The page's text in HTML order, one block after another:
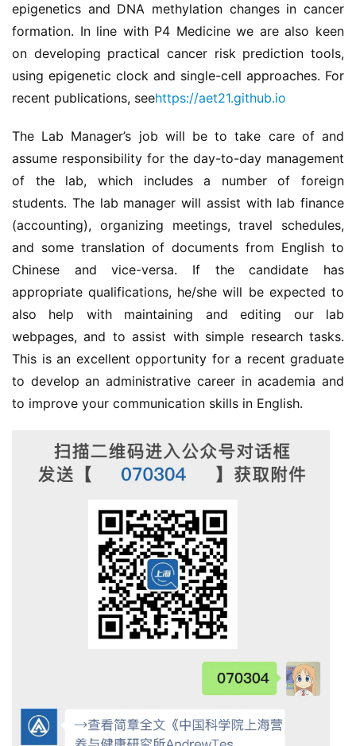
epigenetics and DNA methylation changes in cancer
formation. In line with P4 Medicine we are also keen
on developing practical cancer risk prediction tools,
using epigenetic clock and single-cell approaches. For
recent publications, seehttps://aet21.github.io
The Lab Manager’s job will be to take care of and
assume responsibility for the day-to-day management
of the lab, which includes a number of foreign
students. The lab manager will assist with lab finance
(accounting), organizing meetings, travel schedules,
and some translation of documents from English to
Chinese and vice-versa. If the candidate has
appropriate qualifications, he/she will be expected to
also help with maintaining and editing our lab
webpages, and to assist with simple research tasks.
This is an excellent opportunity for a recent graduate
to develop an administrative career in academia and
to improve your communication skills in English.